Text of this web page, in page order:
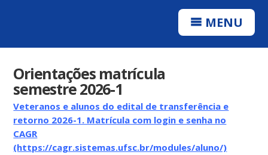
MENU
Orientações matrícula
semestre 2026-1
Veteranos e alunos do edital de transferência e
retorno 2026-1. Matrícula com login e senha no
CAGR
(https://cagr.sistemas.ufsc.br/modules/aluno/)